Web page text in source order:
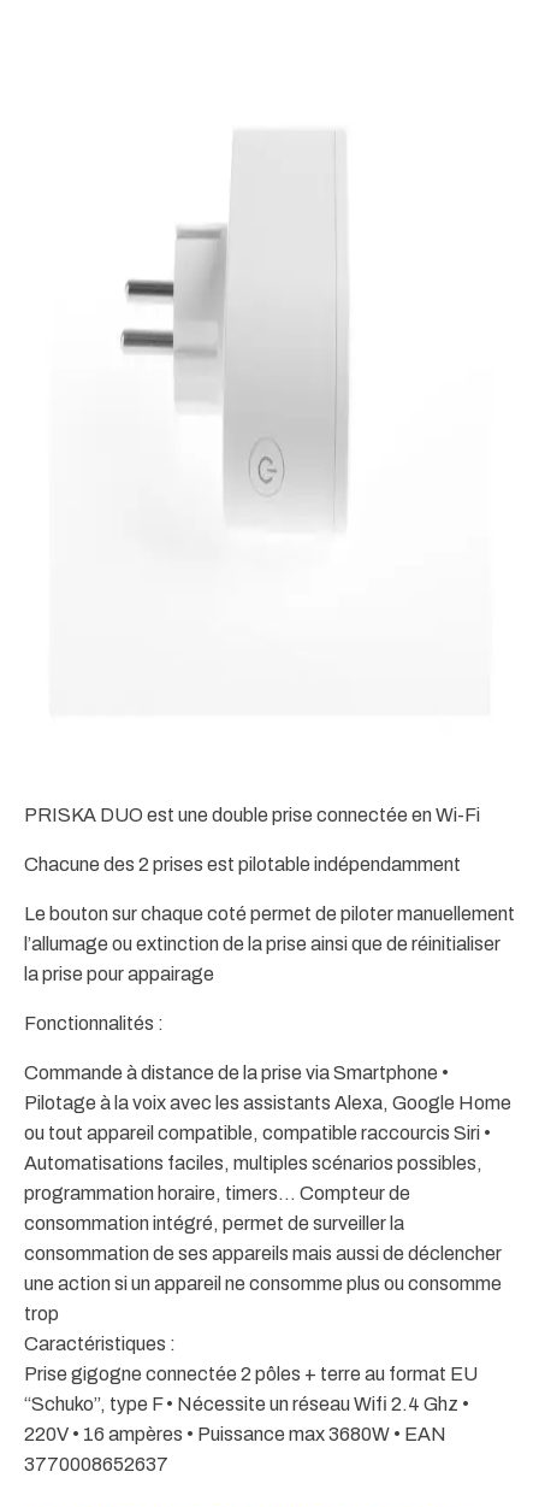
PRISKA DUO est une double prise connectée en Wi-Fi
Chacune des 2 prises est pilotable indépendamment
Le bouton sur chaque coté permet de piloter manuellement
l’allumage ou extinction de la prise ainsi que de réinitialiser
la prise pour appairage
Fonctionnalités :
Commande à distance de la prise via Smartphone •
Pilotage à la voix avec les assistants Alexa, Google Home
ou tout appareil compatible, compatible raccourcis Siri •
Automatisations faciles, multiples scénarios possibles,
programmation horaire, timers… Compteur de
consommation intégré, permet de surveiller la
consommation de ses appareils mais aussi de déclencher
une action si un appareil ne consomme plus ou consomme
trop
Caractéristiques :
Prise gigogne connectée 2 pôles + terre au format EU
“Schuko”, type F • Nécessite un réseau Wifi 2.4 Ghz •
220V • 16 ampères • Puissance max 3680W • EAN
3770008652637